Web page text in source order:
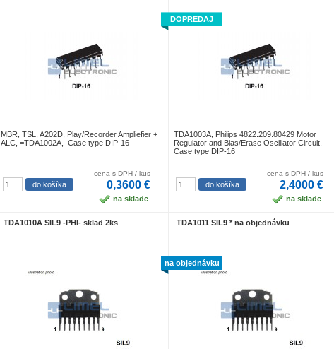
MBR, TSL, A202D, Play/Recorder Ampliefier +
ALC, =TDA1002A, Case type DIP-16
cena s DPH / kus
0,3600 €
na sklade
DOPREDAJ
TDA1003A, Philips 4822.209.80429 Motor
Regulator and Bias/Erase Oscillator Circuit,
Case type DIP-16
cena s DPH / kus
2,4000 €
na sklade
TDA1010A SIL9 -PHI- sklad 2ks TDA1011 SIL9 * na objednávku
na objednávku